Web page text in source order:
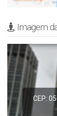
Imagem
CEP: